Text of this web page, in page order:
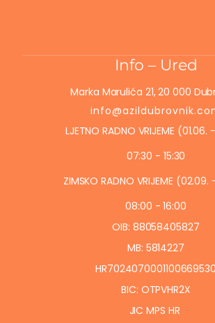
Info – Ured
Marka Marulića 21, 20 000
LJETNO RADNO VRIJEME (01.06.
07:30 - 15:30
ZIMSKO RADNO VRIJEME (02.09.
08:00 - 16:00
OIB: 88058405827
MB: 5814227
HR7024070001100669530
BIC: OTPVHR2X
JIC MPS HR